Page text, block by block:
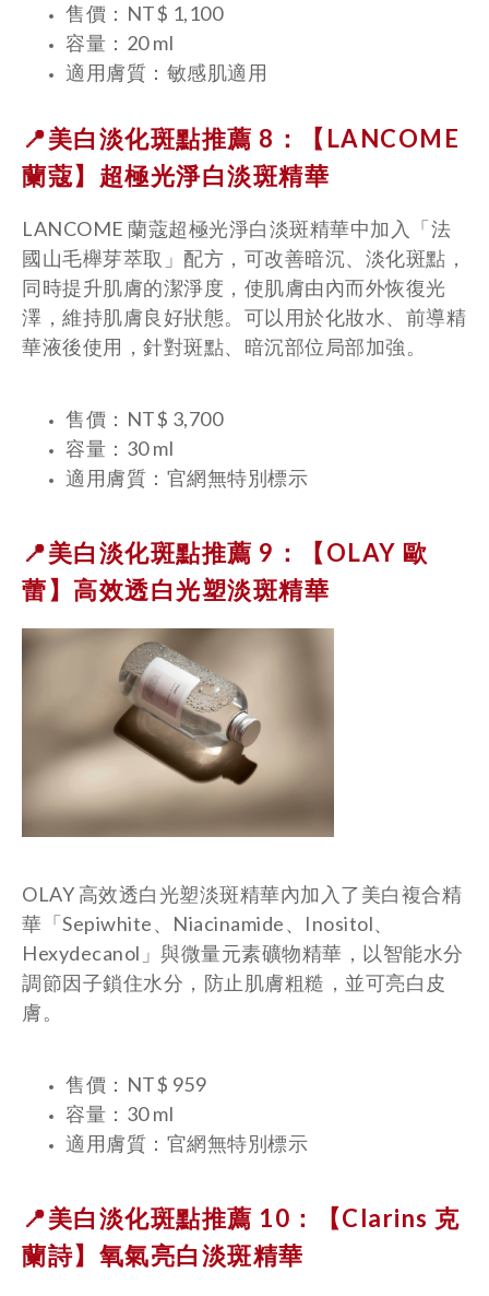
售價：NT$ 1,100
容量：20 ml
適用膚質：敏感肌適用
📍美白淡化斑點推薦 8：【LANCOME
蘭蔻】 超極光淨白淡斑精華
LANCOME 蘭蔻超極光淨白淡斑精華中加入「法
國山毛櫸芽萃取」配方，可改善暗沉、淡化斑點，
同時提升肌膚的潔淨度，使肌膚由內而外恢復光
澤，維持肌膚良好狀態。可以用於化妝水、前導精
華液後使用，針對斑點、暗沉部位局部加強。
售價：NT$ 3,700
容量：30 ml
適用膚質：官網無特別標示
📍美白淡化斑點推薦 9：【OLAY 歐
蕾】 高效透白光塑淡斑精華
OLAY 高效透白光塑淡斑精華內加入了美白複合精
華「Sepiwhite、Niacinamide、Inositol、
Hexydecanol」與微量元素礦物精華，以智能水分
調節因子鎖住水分，防止肌膚粗糙，並可亮白皮
膚。
售價：NT$ 959
容量：30 ml
適用膚質：官網無特別標示
📍美白淡化斑點推薦 10：【Clarins 克
蘭詩】 氧氣亮白淡斑精華